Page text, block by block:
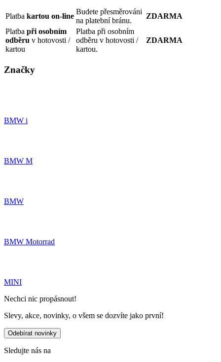
Platba kartou on-line
Budete přesměrováni
na platební bránu.
ZDARMA
Platba při osobním
odběru v hotovosti /
kartou
Platba při osobním
odběru v hotovosti /
kartou.
ZDARMA
Značky
BMW i
BMW M
BMW
BMW Motorrad
MINI
Nechci nic propásnout!
Slevy, akce, novinky, o všem se dozvíte jako první!
Odebírat novinky
Sledujte nás na